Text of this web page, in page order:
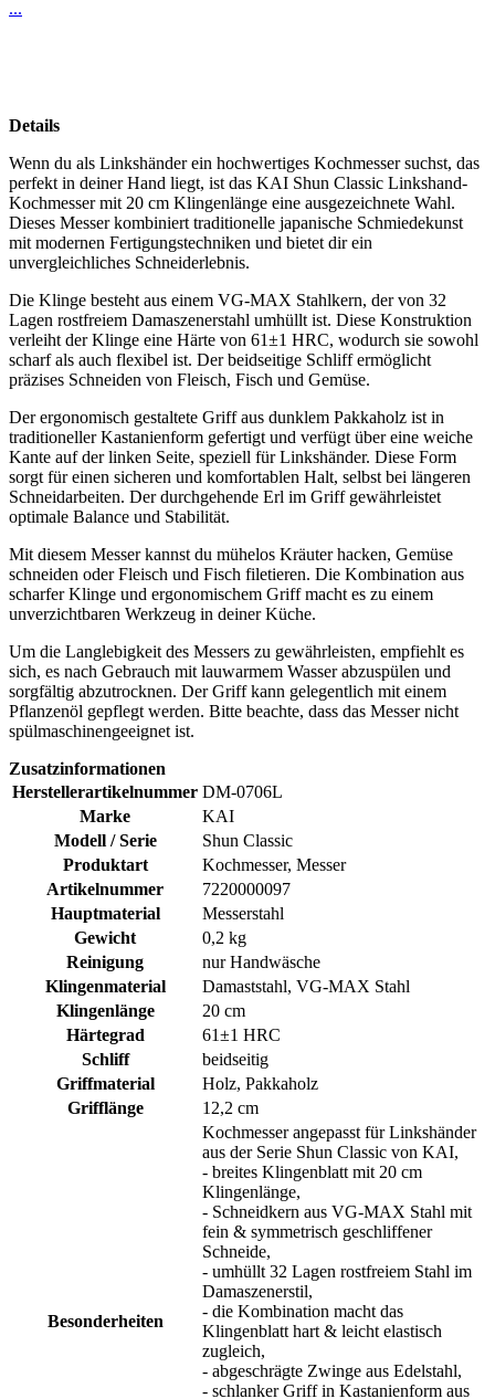
...
Details
Wenn du als Linkshänder ein hochwertiges Kochmesser suchst, das
perfekt in deiner Hand liegt, ist das KAI Shun Classic Linkshand-
Kochmesser mit 20 cm Klingenlänge eine ausgezeichnete Wahl.
Dieses Messer kombiniert traditionelle japanische Schmiedekunst
mit modernen Fertigungstechniken und bietet dir ein
unvergleichliches Schneiderlebnis.
Die Klinge besteht aus einem VG-MAX Stahlkern, der von 32
Lagen rostfreiem Damaszenerstahl umhüllt ist. Diese Konstruktion
verleiht der Klinge eine Härte von 61±1 HRC, wodurch sie sowohl
scharf als auch flexibel ist. Der beidseitige Schliff ermöglicht
präzises Schneiden von Fleisch, Fisch und Gemüse.
Der ergonomisch gestaltete Griff aus dunklem Pakkaholz ist in
traditioneller Kastanienform gefertigt und verfügt über eine weiche
Kante auf der linken Seite, speziell für Linkshänder. Diese Form
sorgt für einen sicheren und komfortablen Halt, selbst bei längeren
Schneidarbeiten. Der durchgehende Erl im Griff gewährleistet
optimale Balance und Stabilität.
Mit diesem Messer kannst du mühelos Kräuter hacken, Gemüse
schneiden oder Fleisch und Fisch filetieren. Die Kombination aus
scharfer Klinge und ergonomischem Griff macht es zu einem
unverzichtbaren Werkzeug in deiner Küche.
Um die Langlebigkeit des Messers zu gewährleisten, empfiehlt es
sich, es nach Gebrauch mit lauwarmem Wasser abzuspülen und
sorgfältig abzutrocknen. Der Griff kann gelegentlich mit einem
Pflanzenöl gepflegt werden. Bitte beachte, dass das Messer nicht
spülmaschinengeeignet ist.
Zusatzinformationen
Herstellerartikelnummer DM-0706L
Marke
KAI
Modell / Serie
Shun Classic
Produktart
Kochmesser, Messer
Artikelnummer
7220000097
Hauptmaterial
Messerstahl
Gewicht
0,2 kg
Reinigung
nur Handwäsche
Klingenmaterial
Damaststahl, VG-MAX Stahl
Klingenlänge
20 cm
Härtegrad
61±1 HRC
Schliff
beidseitig
Griffmaterial
Holz, Pakkaholz
Grifflänge
12,2 cm
Besonderheiten
Kochmesser angepasst für Linkshänder
aus der Serie Shun Classic von KAI,
- breites Klingenblatt mit 20 cm
Klingenlänge,
- Schneidkern aus VG-MAX Stahl mit
fein & symmetrisch geschliffener
Schneide,
- umhüllt 32 Lagen rostfreiem Stahl im
Damaszenerstil,
- die Kombination macht das
Klingenblatt hart & leicht elastisch
zugleich,
- abgeschrägte Zwinge aus Edelstahl,
- schlanker Griff in Kastanienform aus